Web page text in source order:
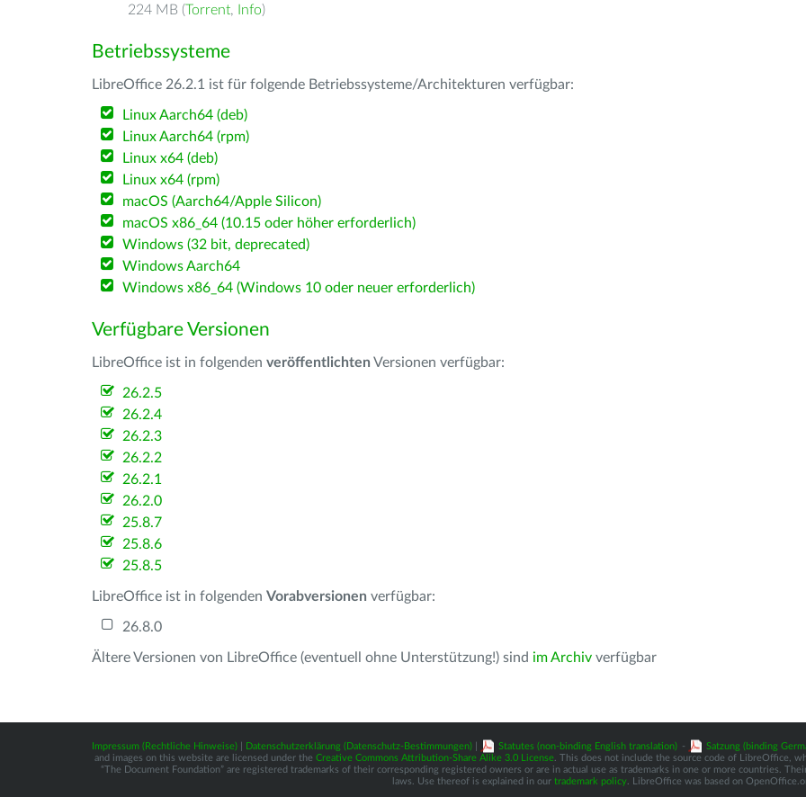
224 MB (Torrent, Info)
Betriebssysteme
LibreOffice 26.2.1 ist für folgende Betriebssysteme/Architekturen verfügbar:
Linux Aarch64 (deb)
Linux Aarch64 (rpm)
Linux x64 (deb)
Linux x64 (rpm)
macOS (Aarch64/Apple Silicon)
macOS x86_64 (10.15 oder höher erforderlich)
Windows (32 bit, deprecated)
Windows Aarch64
Windows x86_64 (Windows 10 oder neuer erforderlich)
Verfügbare Versionen
LibreOffice ist in folgenden veröffentlichten Versionen verfügbar:
26.2.5
26.2.4
26.2.3
26.2.2
26.2.1
26.2.0
25.8.7
25.8.6
25.8.5
LibreOffice ist in folgenden Vorabversionen verfügbar:
26.8.0
Ältere Versionen von LibreOffice (eventuell ohne Unterstützung!) sind im Archiv verfügbar
Impressum (Rechtliche Hinweise) Datenschutzerklärung (Datenschutz-Bestimmungen) Statutes (non-binding English translation) - Satzung (binding
and images on this website are licensed under the Creative Commons Attribution-Share Alike 3.0 License. This does not include the source code of LibreOffice,
“The Document Foundation” are registered trademarks of their corresponding registered owners or are in actual use as trademarks in one or more countries.
laws. Use thereof is explained in our trademark policy . LibreOffice was based on